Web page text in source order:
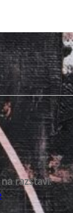
razstavi: